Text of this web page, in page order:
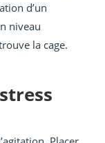
d’un
niveau
la cage.